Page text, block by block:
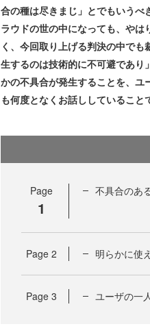
合の種は尽きまじ」とでもいうべ
ラウドの世の中になっても、や
く、今回取り上げる判決の中で
生するのは技術的に不可避であ
かの不具合が発生することを、
も何度となくお話ししていること
Page
1
不具合のあ
Page 2 明らかに使
Page 3 ユーザの一